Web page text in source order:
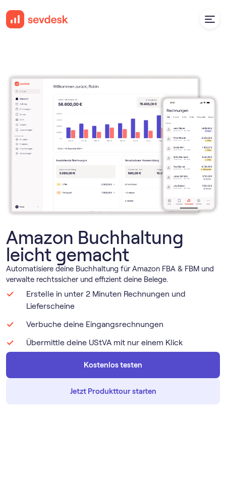
Amazon Buchhaltung
leicht gemacht
Automatisiere deine Buchhaltung für Amazon FBA & FBM und
verwalte rechtssicher und effizient deine Belege.
Erstelle in unter 2 Minuten Rechnungen und
Lieferscheine
Verbuche deine Eingangsrechnungen
Übermittle deine UStVA mit nur einem Klick
Kostenlos testen
Jetzt Produkttour starten